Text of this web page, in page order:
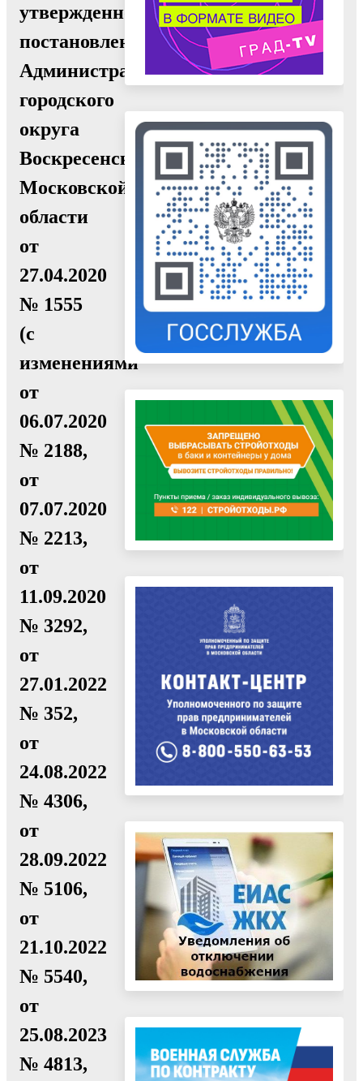
утвержденное
постановлением
Администрации
городского
округа
Воскресенск
Московской
области
от
27.04.2020
№ 1555
(с
изменениями
от
06.07.2020
№ 2188,
от
07.07.2020
№ 2213,
от
11.09.2020
№ 3292,
от
27.01.2022
№ 352,
от
24.08.2022
№ 4306,
от
28.09.2022
№ 5106,
от
21.10.2022
№ 5540,
от
25.08.2023
№ 4813,